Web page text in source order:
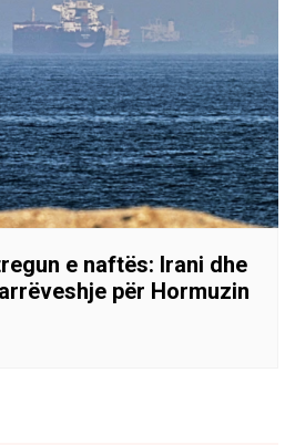
e naftës: Irani dhe
për Hormuzin